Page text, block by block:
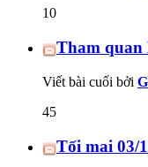
10
Tham quan
Viết bài cuối bởi
45
Tối mai 03/